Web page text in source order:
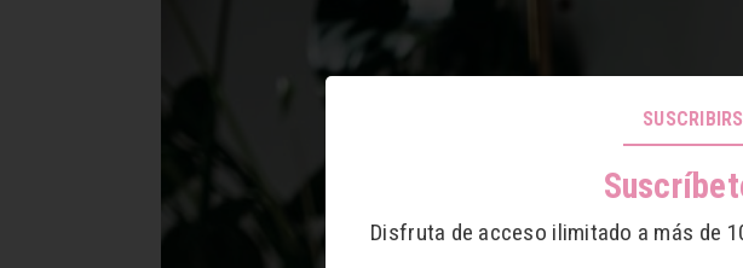
Disfruta de acceso ilimitado a más de